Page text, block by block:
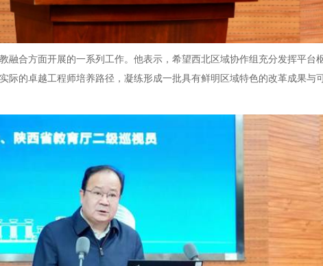
合方面开展的一系列工作。他表示，希望西北区域协作组充分发挥平台
际的卓越工程师培养路径，凝练形成一批具有鲜明区域特色的改革成果与